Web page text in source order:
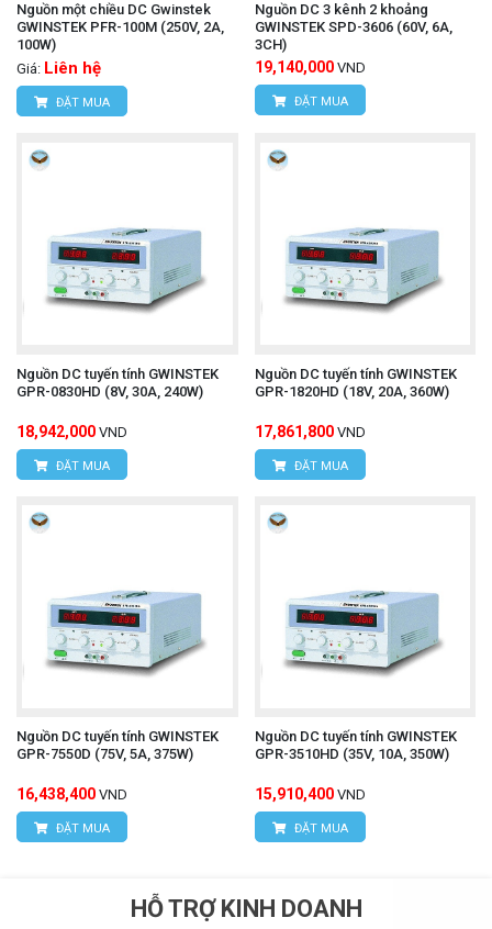
Nguồn một chiều DC Gwinstek
GWINSTEK PFR-100M (250V, 2A,
100W)
Giá: Liên hệ
ĐẶT MUA
Nguồn DC 3 kênh 2 khoảng
GWINSTEK SPD-3606 (60V, 6A,
3CH)
19,140,000 VND
ĐẶT MUA
Nguồn DC tuyến tính GWINSTEK
GPR-0830HD (8V, 30A, 240W)
18,942,000 VND
ĐẶT MUA
Nguồn DC tuyến tính GWINSTEK
GPR-1820HD (18V, 20A, 360W)
17,861,800 VND
ĐẶT MUA
Nguồn DC tuyến tính GWINSTEK
GPR-7550D (75V, 5A, 375W)
16,438,400 VND
ĐẶT MUA
Nguồn DC tuyến tính GWINSTEK
GPR-3510HD (35V, 10A, 350W)
15,910,400 VND
ĐẶT MUA
HỖ TRỢ KINH DOANH